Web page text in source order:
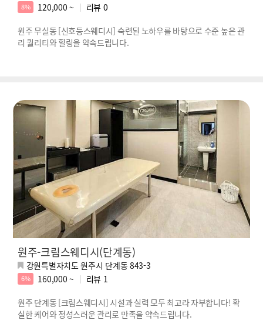
8% 120,000 ~ 리뷰 0
원주 무실동 [신호등스웨디시] 숙련된 노하우를 바탕으로 수준 높은 관
리 퀄리티와 힐링을 약속드립니다.
원주-크림스웨디시(단계동)
강원특별자치도 원주시 단계동 843-3
6% 160,000 ~ 리뷰 1
원주 단계동 [크림스웨디시] 시설과 실력 모두 최고라 자부합니다! 확
실한 케어와 정성스러운 관리로 만족을 약속드립니다.